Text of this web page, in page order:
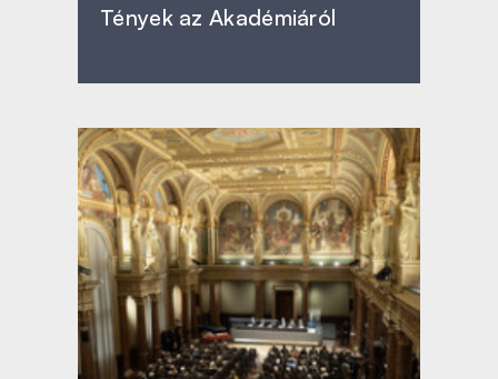
Tények az Akadémiáról